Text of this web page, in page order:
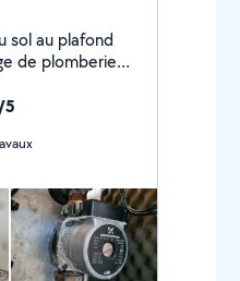
sol au plafond
5